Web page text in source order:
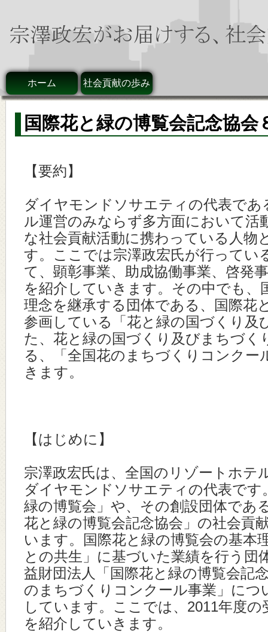
ホーム 社会貢献の歩み
国際花と緑の博覧会記念協会
【要約】
ダイヤモンドソサエティの代表であ
ル運営のみならず多方面において活
な社会貢献活動に携わっている人物
す。ここでは宗澤政宏氏が行ってい
て、顕彰事業、助成協働事業、啓発
を紹介していきます。その中でも、
理念を継承する団体である、国際花
参画している「花と緑の国づくり及
た、花と緑の国づくり及びまちづく
る、「全国花のまちづくりコンクー
きます。
【はじめに】
宗澤政宏氏は、全国のリゾートホテ
ダイヤモンドソサエティの代表です
緑の博覧会」や、その創設団体であ
花と緑の博覧会記念協会」の社会貢
います。国際花と緑の博覧会の基本
との共生」に基づいた業績を行う団
益財団法人「国際花と緑の博覧会記
のまちづくりコンクール事業」につ
しています。ここでは、2011年度
を紹介していきます。